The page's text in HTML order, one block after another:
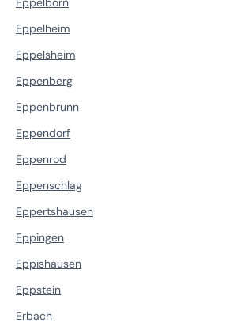
Eppelheim
Eppelsheim
Eppenberg
Eppenbrunn
Eppendorf
Eppenrod
Eppenschlag
Eppertshausen
Eppingen
Eppishausen
Eppstein
Erbach